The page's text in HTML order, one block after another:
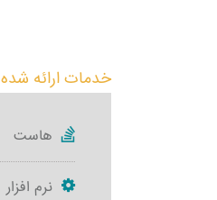
خدمات ارائه شده
هاست
نرم افزار